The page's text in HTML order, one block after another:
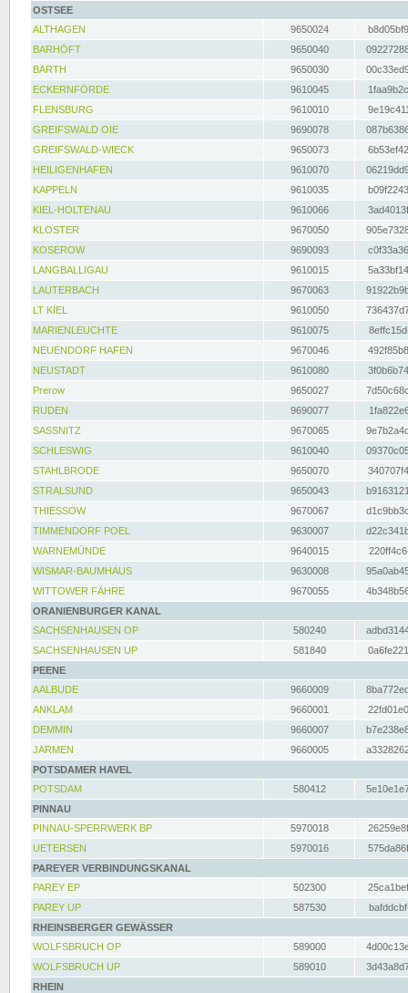
OSTSEE
ALTHAGEN
9650024
BARHÖFT
9650040
BARTH
9650030
ECKERNFÖRDE
9610045
FLENSBURG
9610010
GREIFSWALD OIE
9690078
GREIFSWALD-WIECK
9650073
HEILIGENHAFEN
9610070
KAPPELN
9610035
KIEL-HOLTENAU
9610066
KLOSTER
9670050
KOSEROW
9690093
LANGBALLIGAU
9610015
LAUTERBACH
9670063
LT KIEL
9610050
MARIENLEUCHTE
9610075
NEUENDORF HAFEN
9670046
NEUSTADT
9610080
Prerow
9650027
RUDEN
9690077
SASSNITZ
9670065
SCHLESWIG
9610040
STAHLBRODE
9650070
STRALSUND
9650043
THIESSOW
9670067
TIMMENDORF POEL
9630007
WARNEMÜNDE
9640015
WISMAR-BAUMHAUS
9630008
WITTOWER FÄHRE
9670055
ORANIENBURGER KANAL
SACHSENHAUSEN OP
580240
SACHSENHAUSEN UP
581840
PEENE
AALBUDE
9660009
ANKLAM
9660001
DEMMIN
9660007
JARMEN
9660005
POTSDAMER HAVEL
POTSDAM
580412
PINNAU
PINNAU-SPERRWERK BP
5970018
UETERSEN
5970016
PAREYER VERBINDUNGSKANAL
PAREY EP
502300
PAREY UP
587530
RHEINSBERGER GEWÄSSER
WOLFSBRUCH OP
589000
WOLFSBRUCH UP
589010
RHEIN